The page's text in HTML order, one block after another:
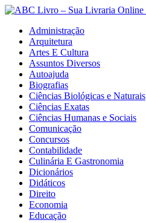
Administração
Arquitetura
Artes E Cultura
Assuntos Diversos
Autoajuda
Biografias
Ciências Biológicas e Naturais
Ciências Exatas
Ciências Humanas e Sociais
Comunicação
Concursos
Contabilidade
Culinária E Gastronomia
Dicionários
Didáticos
Direito
Economia
Educação
Entrar
Cadastrar
INÍCIO
ADMINISTRAÇÃO
ARQUITETURA